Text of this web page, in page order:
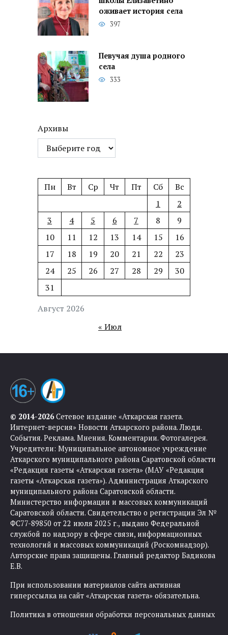
оживает история села
397
Певучая душа родного
села
333
Архивы
Август 2026
Пн Вт Ср Чт Пт Сб
Вс
1
2
3
4 5 6 7 8
9
10
11 12 13 14 15
16
17
18 19 20 21 22
23
24
25 26 27 28 29
30
31
« Июл
© 2014-2026Сетевое издание «Аткарская газета.
Интернет-версия» Новости Аткарского района. Люди.
События. Реклама. Мнения. Комментарии. Фотогалерея.
Учредители: Муниципальное автономное учреждение
Аткарского муниципального района Саратовской области
«Редакция газеты «Аткарская газета» (МАУ «Редакция
газеты «Аткарская газета»). Администрация Аткарского
муниципального района Саратовской области.
Министерство информации и массовых коммуникаций
Саратовской области. Свидетельство о регистрации Эл №
ФС77-89850 от 22 июля 2025 г., выдано Федеральной
службой по надзору в сфере связи, информационных
технологий и массовых коммуникаций (Роскомнадзор).
Авторские права защищены. Главный редактор Бадикова
Е.В.
При использовании материалов сайта активная
гиперссылка на сайт «Аткарская газета» обязательна.
Политика в отношении обработки персональных данных